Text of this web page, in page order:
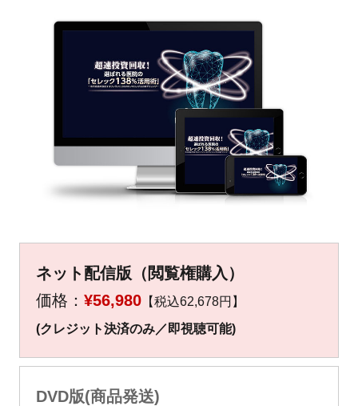
ネット配信版（閲覧権購入）
価格： ¥56,980【税込62,678円】
(クレジット決済のみ／即視聴可能)
DVD版(商品発送)